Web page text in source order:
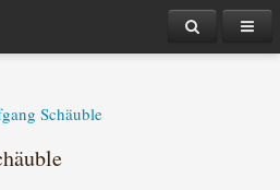
Schäuble